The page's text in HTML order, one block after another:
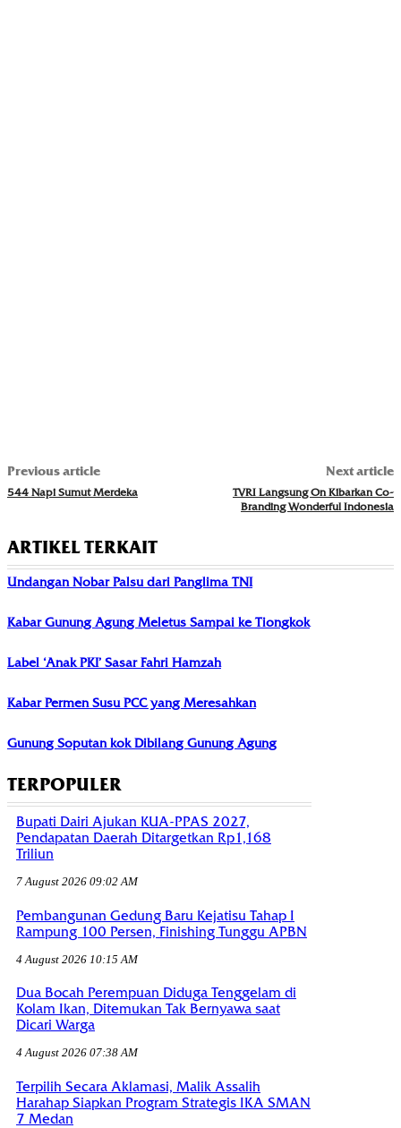
Previous article
544 Napi Sumut Merdeka
Next article
TVRI Langsung On Kibarkan Co-
Branding Wonderful Indonesia
ARTIKEL TERKAIT
Undangan Nobar Palsu dari Panglima TNI
Kabar Gunung Agung Meletus Sampai ke Tiongkok
Label ‘Anak PKI’ Sasar Fahri Hamzah
Kabar Permen Susu PCC yang Meresahkan
Gunung Soputan kok Dibilang Gunung Agung
TERPOPULER
Bupati Dairi Ajukan KUA-PPAS 2027,
Pendapatan Daerah Ditargetkan Rp1,168
Triliun
7 August 2026 09:02 AM
Pembangunan Gedung Baru Kejatisu Tahap I
Rampung 100 Persen, Finishing Tunggu APBN
4 August 2026 10:15 AM
Dua Bocah Perempuan Diduga Tenggelam di
Kolam Ikan, Ditemukan Tak Bernyawa saat
Dicari Warga
4 August 2026 07:38 AM
Terpilih Secara Aklamasi, Malik Assalih
Harahap Siapkan Program Strategis IKA SMAN
7 Medan